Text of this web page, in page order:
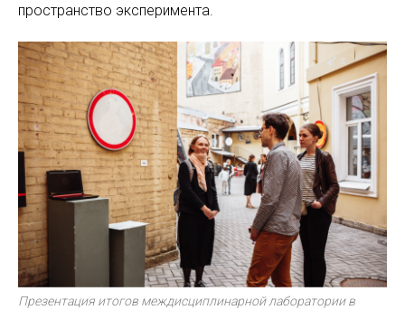
пространство эксперимента.
Презентация итогов междисциплинарной лаборатории в